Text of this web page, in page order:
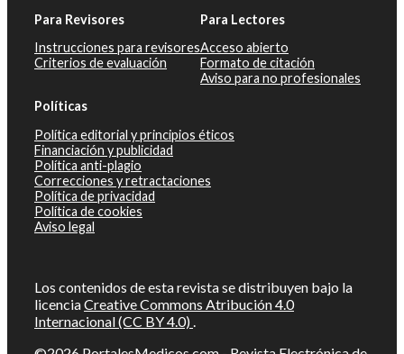
Para Revisores
Instrucciones para revisores
Criterios de evaluación
Para Lectores
Acceso abierto
Formato de citación
Aviso para no profesionales
Políticas
Política editorial y principios éticos
Financiación y publicidad
Política anti-plagio
Correcciones y retractaciones
Política de privacidad
Política de cookies
Aviso legal
Los contenidos de esta revista se distribuyen bajo la
licenciaCreative Commons Atribución 4.0
Internacional (CC BY 4.0) .